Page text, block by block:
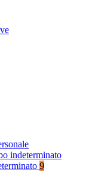
indeterminato
9